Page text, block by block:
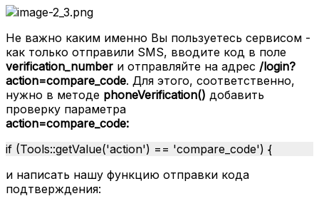
Не важно каким именно Вы пользуетесь сервисом -
как только отправили SMS, вводите код в поле
verification_number и отправляйте на адрес /login?
action=compare_code. Для этого, соответственно,
нужно в методе phoneVerification() добавить
проверку параметра
action=compare_code:
if (Tools::getValue('action') == 'compare_code') {
и написать нашу функцию отправки кода
подтверждения: